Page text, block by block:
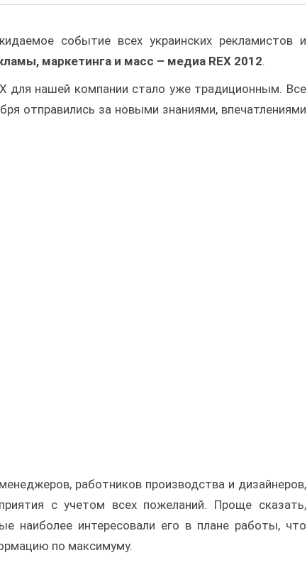
событие всех украинских рекламистов и
маркетинга и масс – медиа REX 2012.
для нашей компании стало уже традиционным. Все
отправились за новыми знаниями, впечатлениями
работников производства и дизайнеров,
с учетом всех пожеланий. Проще сказать,
наиболее интересовали его в плане работы, что
по максимуму.